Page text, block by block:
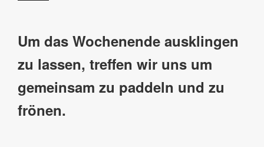
Um das Wochenende ausklingen
zu lassen, treffen wir uns um
gemeinsam zu paddeln und zu
frönen.